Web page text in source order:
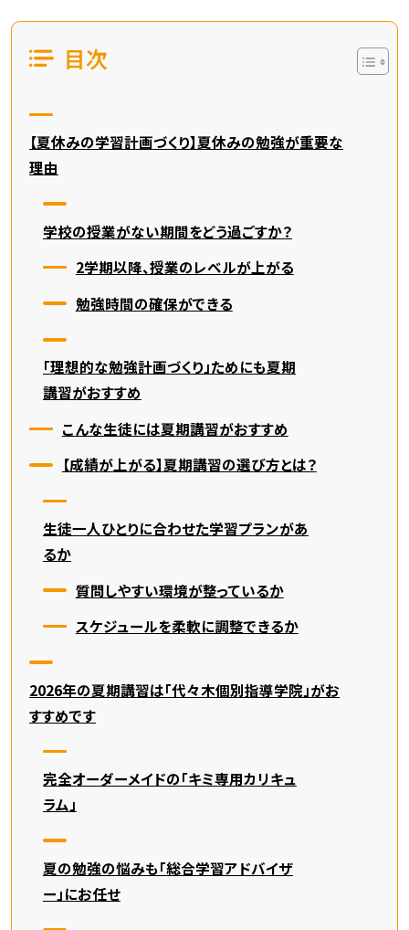
目次
【夏休みの学習計画づくり】夏休みの勉強が重要な
理由
学校の授業がない期間をどう過ごすか？
2学期以降、授業のレベルが上がる
勉強時間の確保ができる
「理想的な勉強計画づくり」ためにも夏期
講習がおすすめ
こんな生徒には夏期講習がおすすめ
【成績が上がる】夏期講習の選び方とは？
生徒一人ひとりに合わせた学習プランがあ
るか
質問しやすい環境が整っているか
スケジュールを柔軟に調整できるか
2026年の夏期講習は「代々木個別指導学院」がお
すすめです
完全オーダーメイドの「キミ専用カリキュ
ラム」
夏の勉強の悩みも「総合学習アドバイザ
ー」にお任せ